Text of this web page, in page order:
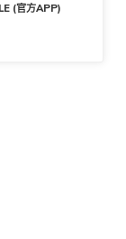
(官方APP)